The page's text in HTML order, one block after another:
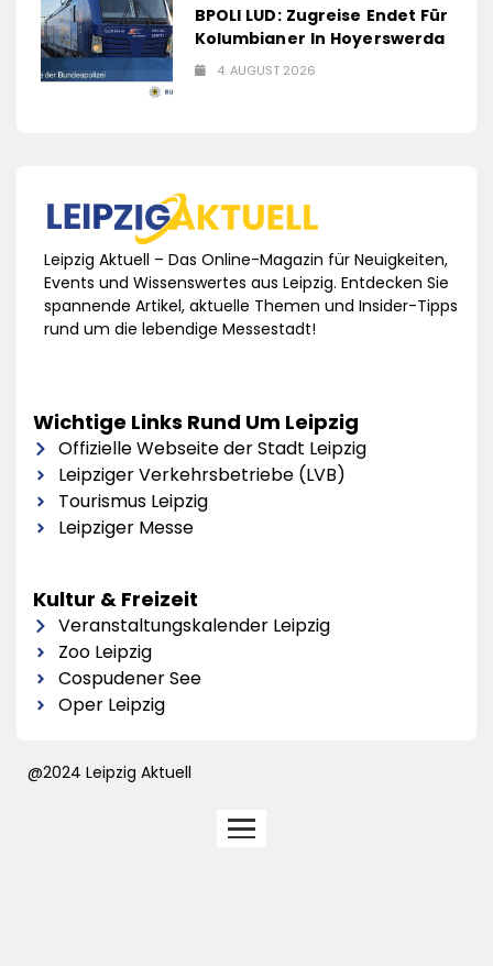
BPOLI LUD: Zugreise Endet Für
Kolumbianer In Hoyerswerda
4. AUGUST 2026
Leipzig Aktuell – Das Online-Magazin für Neuigkeiten,
Events und Wissenswertes aus Leipzig. Entdecken Sie
spannende Artikel, aktuelle Themen und Insider-Tipps
rund um die lebendige Messestadt!
Wichtige Links Rund Um Leipzig
Offizielle Webseite der Stadt Leipzig
Leipziger Verkehrsbetriebe (LVB)
Tourismus Leipzig
Leipziger Messe
Kultur & Freizeit
Veranstaltungskalender Leipzig
Zoo Leipzig
Cospudener See
Oper Leipzig
@2024 Leipzig Aktuell